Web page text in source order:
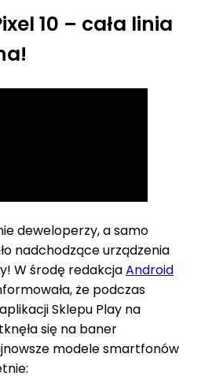
10 – cała linia
deweloperzy, a samo
nadchodzące urządzenia
W środę redakcjaAndroid
że podczas
Sklepu Play na
się na baner
modele smartfonów